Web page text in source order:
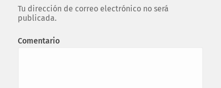
Tu dirección de correo electrónico no será
publicada.
Comentario